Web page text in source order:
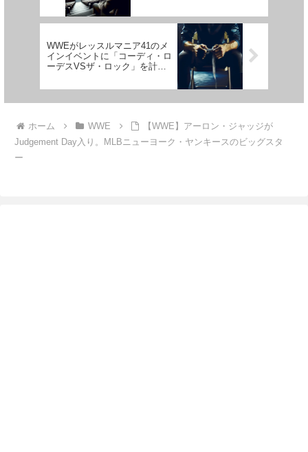
WWEがレッスルマニア41のメ
インイベントに「コーディ・ロ
ーデスVSザ・ロック」を計画
ホーム WWE
【WWE】アーロン・ジャッジが
Judgement Day入り。MLBニューヨーク・ヤンキースのビッグスタ
ー